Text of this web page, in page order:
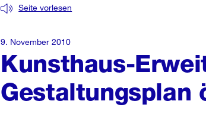
Kunsthaus-
Gestaltungsplan
Seite vorlesen
9. November 2010